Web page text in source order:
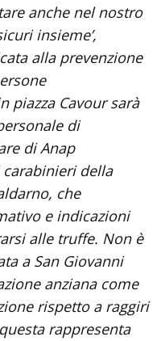
anche nel nostro
insieme’,
alla prevenzione
piazza Cavour sarà
di
di Anap
della
che
e indicazioni
alle truffe. Non è
a San Giovanni
anziana come
rispetto a raggiri
rappresenta